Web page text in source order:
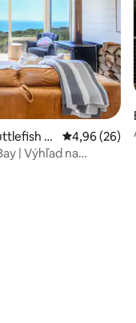
B
Priemerné
4,96 (26)
| Výhľad na